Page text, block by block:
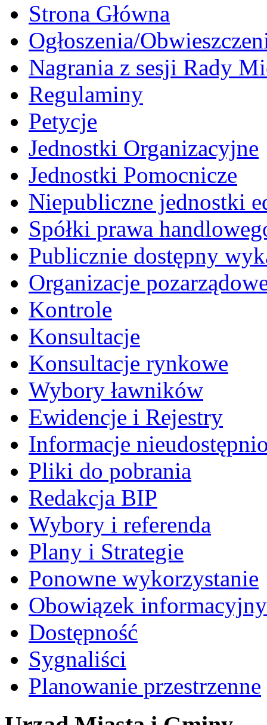
Strona Główna
Ogłoszenia/
Nagrania z sesji Rady
Regulaminy
Petycje
Jednostki Organizacyjne
Jednostki Pomocnicze
Niepubliczne jednostki
Spółki prawa
Publicznie dostępny
Organizacje
Kontrole
Konsultacje
Konsultacje rynkowe
Wybory ławników
Ewidencje i Rejestry
Informacje
Pliki do pobrania
Redakcja BIP
Wybory i referenda
Plany i Strategie
Ponowne wykorzystanie
Obowiązek informacyjny
Dostępność
Sygnaliści
Planowanie przestrzenne